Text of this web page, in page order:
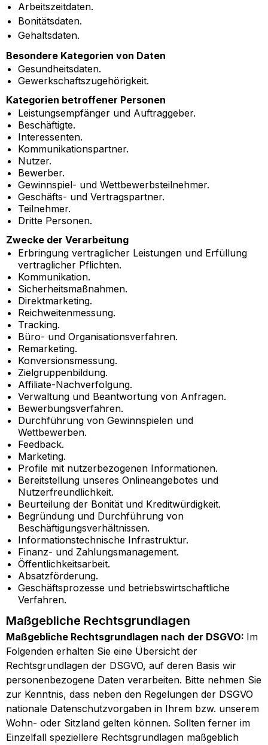
Arbeitszeitdaten.
Bonitätsdaten.
Gehaltsdaten.
Besondere Kategorien von Daten
Gesundheitsdaten.
Gewerkschaftszugehörigkeit.
Kategorien betroffener Personen
Leistungsempfänger und Auftraggeber.
Beschäftigte.
Interessenten.
Kommunikationspartner.
Nutzer.
Bewerber.
Gewinnspiel- und Wettbewerbsteilnehmer.
Geschäfts- und Vertragspartner.
Teilnehmer.
Dritte Personen.
Zwecke der Verarbeitung
Erbringung vertraglicher Leistungen und Erfüllung
vertraglicher Pflichten.
Kommunikation.
Sicherheitsmaßnahmen.
Direktmarketing.
Reichweitenmessung.
Tracking.
Büro- und Organisationsverfahren.
Remarketing.
Konversionsmessung.
Zielgruppenbildung.
Affiliate-Nachverfolgung.
Verwaltung und Beantwortung von Anfragen.
Bewerbungsverfahren.
Durchführung von Gewinnspielen und
Wettbewerben.
Feedback.
Marketing.
Profile mit nutzerbezogenen Informationen.
Bereitstellung unseres Onlineangebotes und
Nutzerfreundlichkeit.
Beurteilung der Bonität und Kreditwürdigkeit.
Begründung und Durchführung von
Beschäftigungsverhältnissen.
Informationstechnische Infrastruktur.
Finanz- und Zahlungsmanagement.
Öffentlichkeitsarbeit.
Absatzförderung.
Geschäftsprozesse und betriebswirtschaftliche
Verfahren.
Maßgebliche Rechtsgrundlagen
Maßgebliche Rechtsgrundlagen nach der DSGVO: Im
Folgenden erhalten Sie eine Übersicht der
Rechtsgrundlagen der DSGVO, auf deren Basis wir
personenbezogene Daten verarbeiten. Bitte nehmen Sie
zur Kenntnis, dass neben den Regelungen der DSGVO
nationale Datenschutzvorgaben in Ihrem bzw. unserem
Wohn- oder Sitzland gelten können. Sollten ferner im
Einzelfall speziellere Rechtsgrundlagen maßgeblich